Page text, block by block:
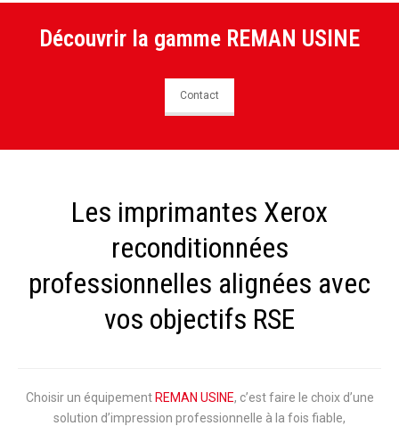
Découvrir la gamme REMAN USINE
Contact
Les imprimantes Xerox
reconditionnées
professionnelles alignées avec
vos objectifs RSE
Choisir un équipement REMAN USINE, c’est faire le choix d’une
solution d’impression professionnelle à la fois fiable,